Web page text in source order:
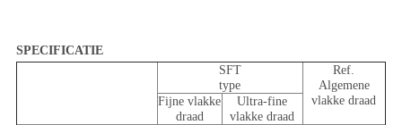
SPECIFICATIE
SFT
type
Ref.
Algemene
vlakke draad
Fijne vlakke
draad
Ultra-fine
vlakke draad